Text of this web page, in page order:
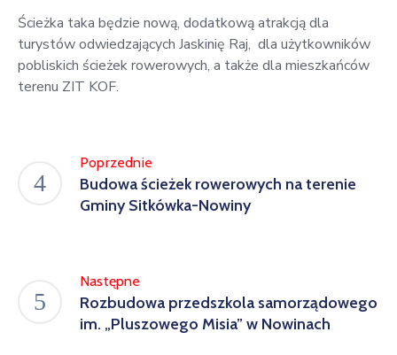
Ścieżka taka będzie nową, dodatkową atrakcją dla
turystów odwiedzających Jaskinię Raj, dla użytkowników
pobliskich ścieżek rowerowych, a także dla mieszkańców
terenu ZIT KOF.
Poprzednie
Budowa ścieżek rowerowych na terenie
Gminy Sitkówka-Nowiny
Następne
Rozbudowa przedszkola samorządowego
im. „Pluszowego Misia” w Nowinach